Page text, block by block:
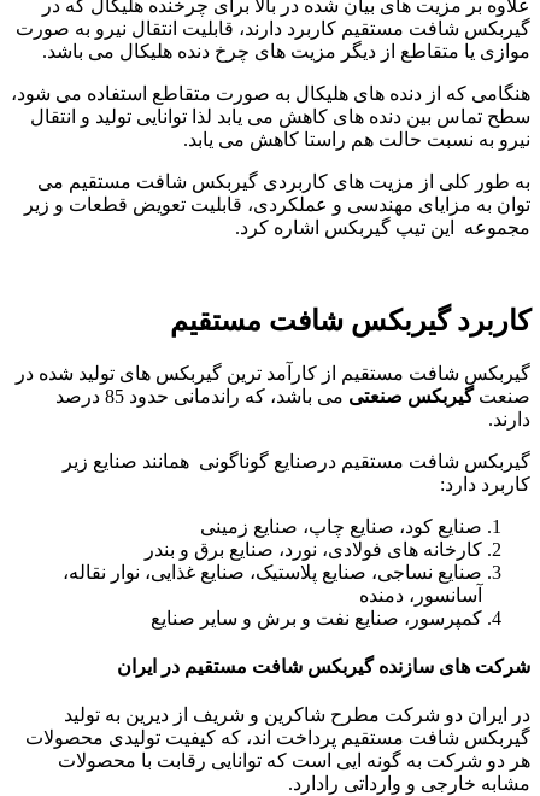
علاوه بر مزیت های بیان شده در بالا برای چرخنده هلیکال که در
گیربکس شافت مستقیم کاربرد دارند، قابلیت انتقال نیرو به صورت
موازی یا متقاطع از دیگر مزیت های چرخ دنده هلیکال می باشد.
هنگامی که از دنده های هلیکال به صورت متقاطع استفاده می شود،
سطح تماس بین دنده های کاهش می یابد لذا توانایی تولید و انتقال
نیرو به نسبت حالت هم راستا کاهش می یابد.
به طور کلی از مزیت های کاربردی گیربکس شافت مستقیم می
توان به مزایای مهندسی و عملکردی، قابلیت تعویض قطعات و زیر
مجموعه این تیپ گیربکس اشاره کرد.
کاربرد گیربکس شافت مستقیم
گیربکس شافت مستقیم از کارآمد ترین گیربکس های تولید شده در
صنعتگیربکس صنعتی
می باشد، که راندمانی حدود 85 درصد
دارند.
گیربکس شافت مستقیم درصنایع گوناگونی همانند صنایع زیر
کاربرد دارد:
صنایع کود، صنایع چاپ، صنایع زمینی
کارخانه های فولادی، نورد، صنایع برق و بندر
صنایع نساجی، صنایع پلاستیک، صنایع غذایی، نوار نقاله،
آسانسور، دمنده
کمپرسور، صنایع نفت و برش و سایر صنایع
شرکت های سازنده گیربکس شافت مستقیم در ایران
در ایران دو شرکت مطرح شاکرین و شریف از دیرین به تولید
گیربکس شافت مستقیم پرداخت اند، که کیفیت تولیدی محصولات
هر دو شرکت به گونه ایی است که توانایی رقابت با محصولات
مشابه خارجی و وارداتی رادارد.